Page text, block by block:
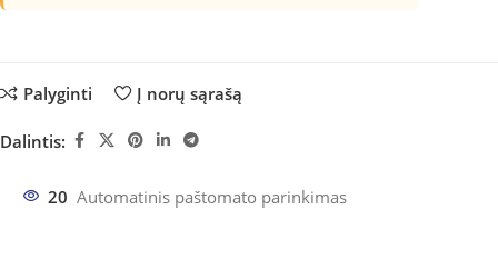
Palyginti Į norų sąrašą
Dalintis:
20 Automatinis paštomato parinkimas